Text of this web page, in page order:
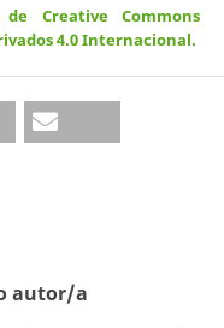
de Creative Commons
4.0 Internacional.
autor/a